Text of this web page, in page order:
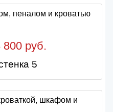
800 руб.
5